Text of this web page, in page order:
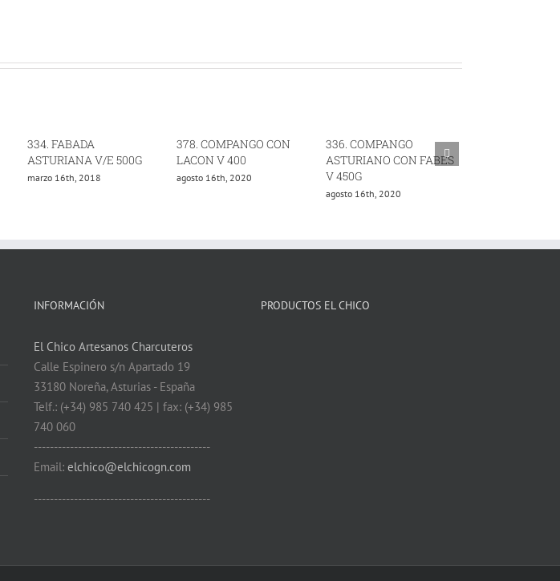
334. FABADA
ASTURIANA V/E 500G
marzo 16th, 2018
378. COMPANGO CON
LACON V 400
agosto 16th, 2020
336. COMPANGO
ASTURIANO CON FABES
V 450G
agosto 16th, 2020
INFORMACIÓN
El Chico Artesanos Charcuteros
Calle Espinero s/n Apartado 19
33180 Noreña, Asturias - España
Telf.: (+34) 985 740 425 | fax: (+34) 985
740 060
--------------------------------------------
Email: elchico@elchicogn.com
--------------------------------------------
PRODUCTOS EL CHICO